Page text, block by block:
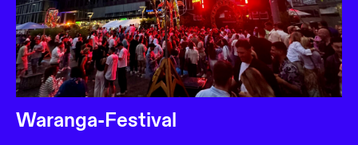
Waranga-Festival